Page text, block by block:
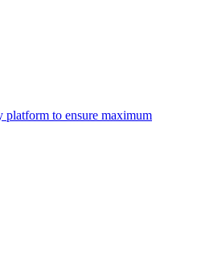
platform to ensure maximum